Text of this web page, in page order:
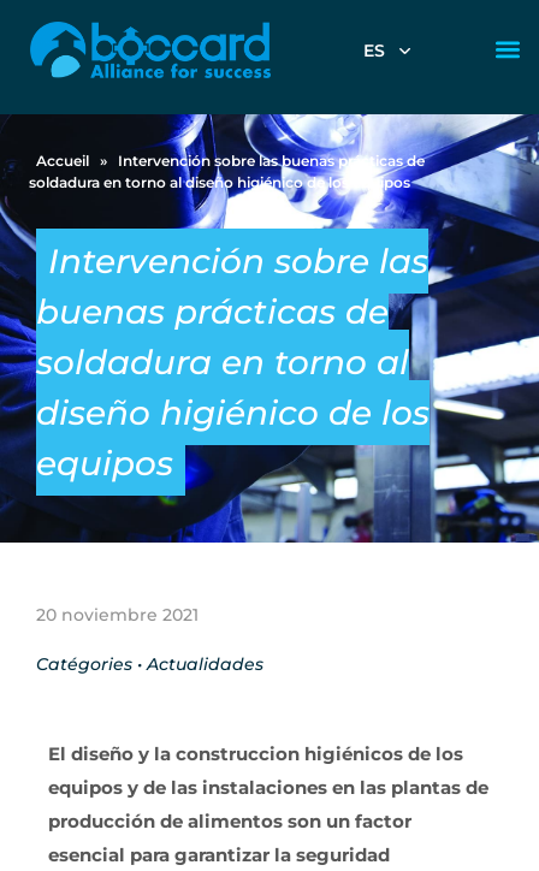
ES
Accueil »
Intervención sobre las buenas prácticas de
soldadura en torno al diseño higiénico de los equipos
Intervención sobre las
buenas prácticas de
soldadura en torno al
diseño higiénico de los
equipos
20 noviembre 2021
Catégories •Actualidades
El diseño y la construccion higiénicos de los
equipos y de las instalaciones en las plantas de
producción de alimentos son un factor
esencial para garantizar la seguridad